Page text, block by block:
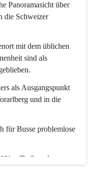
Panoramasicht über
die Schweizer
mit dem üblichen
sind als
als Ausgangspunkt
und in die
für Busse problemlose
Treiben der